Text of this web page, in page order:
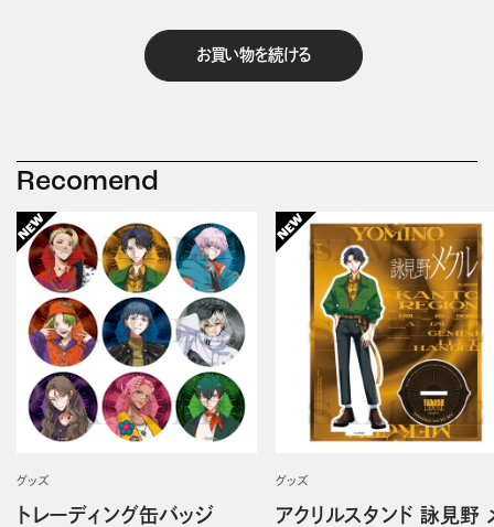
お買い物を続ける
Recomend
グッズ
トレーディング缶バッジ
グッズ
アクリルスタンド 詠見野